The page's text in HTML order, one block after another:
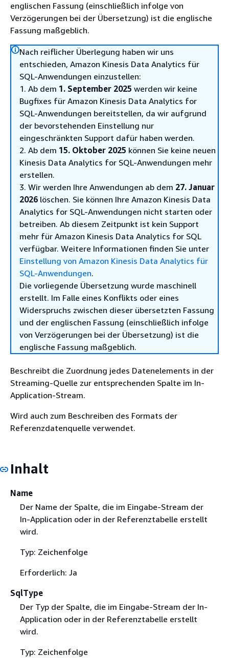
englischen Fassung (einschließlich infolge von
Verzögerungen bei der Übersetzung) ist die englische
Fassung maßgeblich.
Nach reiflicher Überlegung haben wir uns
entschieden, Amazon Kinesis Data Analytics für
SQL-Anwendungen einzustellen:
1. Ab dem 1. September 2025 werden wir keine
Bugfixes für Amazon Kinesis Data Analytics for
SQL-Anwendungen bereitstellen, da wir aufgrund
der bevorstehenden Einstellung nur
eingeschränkten Support dafür haben werden.
2. Ab dem 15. Oktober 2025 können Sie keine neuen
Kinesis Data Analytics for SQL-Anwendungen mehr
erstellen.
3. Wir werden Ihre Anwendungen ab dem 27. Januar
2026 löschen. Sie können Ihre Amazon Kinesis Data
Analytics for SQL-Anwendungen nicht starten oder
betreiben. Ab diesem Zeitpunkt ist kein Support
mehr für Amazon Kinesis Data Analytics for SQL
verfügbar. Weitere Informationen finden Sie unter
Einstellung von Amazon Kinesis Data Analytics für
SQL-Anwendungen.
Die vorliegende Übersetzung wurde maschinell
erstellt. Im Falle eines Konflikts oder eines
Widerspruchs zwischen dieser übersetzten Fassung
und der englischen Fassung (einschließlich infolge
von Verzögerungen bei der Übersetzung) ist die
englische Fassung maßgeblich.
Beschreibt die Zuordnung jedes Datenelements in der
Streaming-Quelle zur entsprechenden Spalte im In-
Application-Stream.
Wird auch zum Beschreiben des Formats der
Referenzdatenquelle verwendet.
Inhalt
Name
Der Name der Spalte, die im Eingabe-Stream der
In-Application oder in der Referenztabelle erstellt
wird.
Typ: Zeichenfolge
Erforderlich: Ja
SqlType
Der Typ der Spalte, die im Eingabe-Stream der In-
Application oder in der Referenztabelle erstellt
wird.
Typ: Zeichenfolge